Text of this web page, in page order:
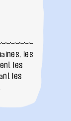
les
les
les